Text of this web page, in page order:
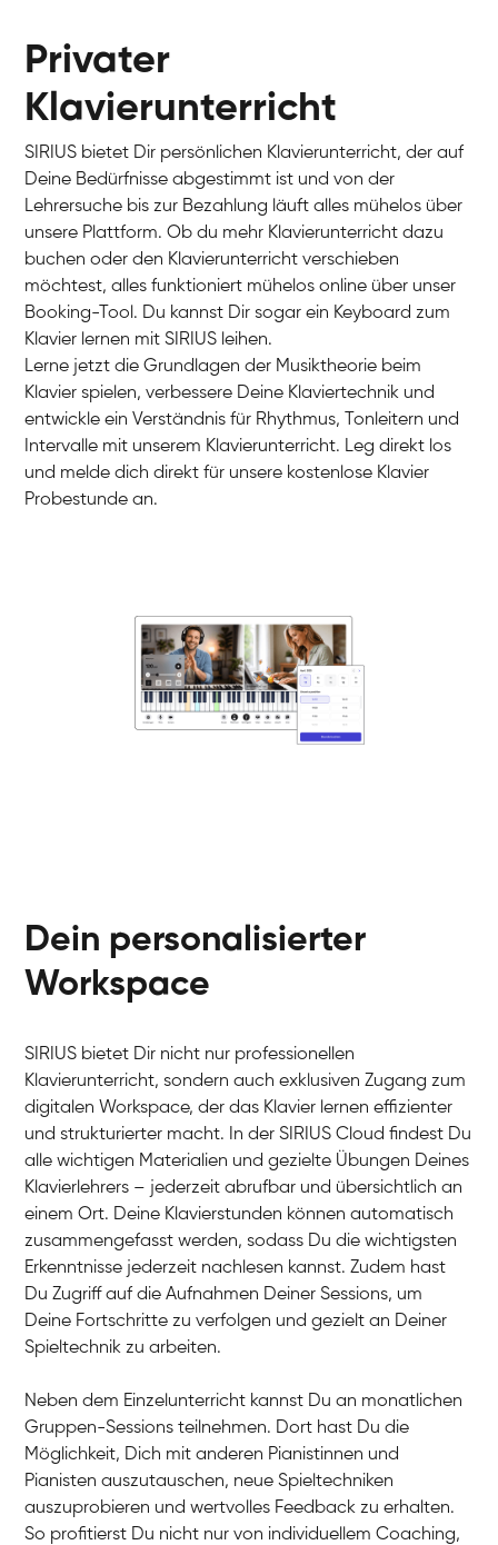
Charlotte
Klavier / Piano / Flügel
Klavier / Piano / Flügel
Klavier / Piano / Flügel
Klavier / Piano / Flügel
Klavier / Piano / Flügel
Hannes
Klavier / Piano / Flügel
Klavier / Piano / Flügel
Privater
Klavierunterricht
SIRIUS bietet Dir persönlichen Klavierunterricht, der auf
Deine Bedürfnisse abgestimmt ist und von der
Lehrersuche bis zur Bezahlung läuft alles mühelos über
unsere Plattform. Ob du mehr Klavierunterricht dazu
buchen oder den Klavierunterricht verschieben
möchtest, alles funktioniert mühelos online über unser
Booking-Tool. Du kannst Dir sogar ein Keyboard zum
Klavier lernen mit SIRIUS leihen.
Lerne jetzt die Grundlagen der Musiktheorie beim
Klavier spielen, verbessere Deine Klaviertechnik und
entwickle ein Verständnis für Rhythmus, Tonleitern und
Intervalle mit unserem Klavierunterricht. Leg direkt los
und melde dich direkt für unsere kostenlose Klavier
Probestunde an.
Dein personalisierter
Workspace
SIRIUS bietet Dir nicht nur professionellen
Klavierunterricht, sondern auch exklusiven Zugang zum
digitalen Workspace, der das Klavier lernen effizienter
und strukturierter macht. In der SIRIUS Cloud findest Du
alle wichtigen Materialien und gezielte Übungen Deines
Klavierlehrers – jederzeit abrufbar und übersichtlich an
einem Ort. Deine Klavierstunden können automatisch
zusammengefasst werden, sodass Du die wichtigsten
Erkenntnisse jederzeit nachlesen kannst. Zudem hast
Du Zugriff auf die Aufnahmen Deiner Sessions, um
Deine Fortschritte zu verfolgen und gezielt an Deiner
Spieltechnik zu arbeiten.
Neben dem Einzelunterricht kannst Du an monatlichen
Gruppen-Sessions teilnehmen. Dort hast Du die
Möglichkeit, Dich mit anderen Pianistinnen und
Pianisten auszutauschen, neue Spieltechniken
auszuprobieren und wertvolles Feedback zu erhalten.
So profitierst Du nicht nur von individuellem Coaching,